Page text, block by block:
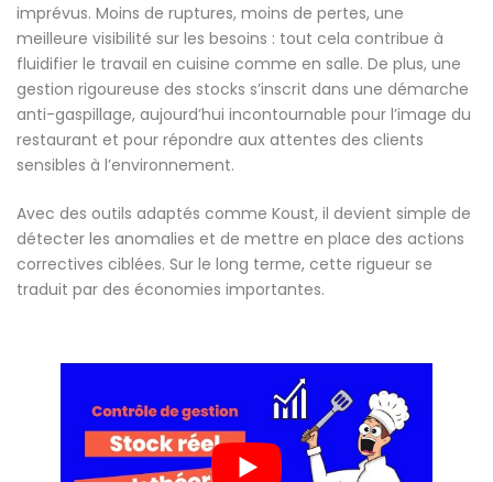
imprévus. Moins de ruptures, moins de pertes, une
meilleure visibilité sur les besoins : tout cela contribue à
fluidifier le travail en cuisine comme en salle. De plus, une
gestion rigoureuse des stocks s’inscrit dans une démarche
anti-gaspillage, aujourd’hui incontournable pour l’image du
restaurant et pour répondre aux attentes des clients
sensibles à l’environnement.
Avec des outils adaptés comme Koust, il devient simple de
détecter les anomalies et de mettre en place des actions
correctives ciblées. Sur le long terme, cette rigueur se
traduit par des économies importantes.